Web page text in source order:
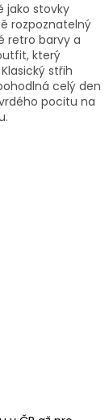
jako stovky
rozpoznatelný
retro barvy a
který
střih
celý den
pocitu na